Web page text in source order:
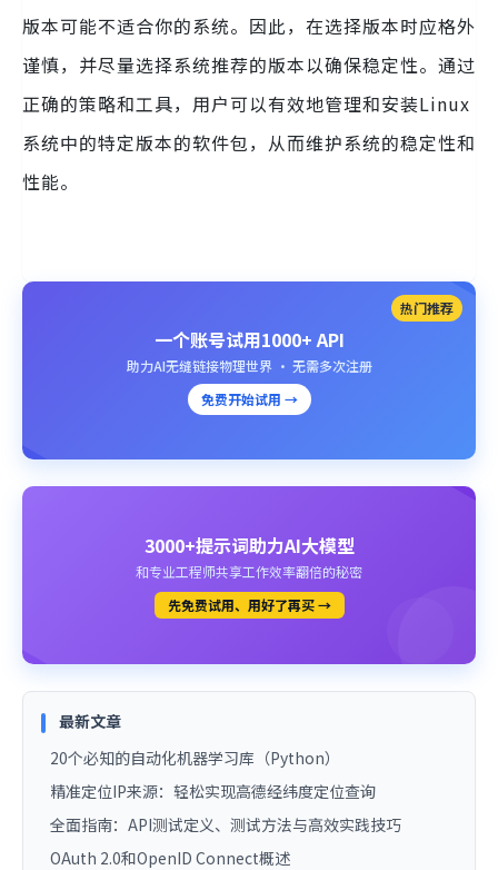
版本可能不适合你的系统。因此，在选择版本时应格外
谨慎，并尽量选择系统推荐的版本以确保稳定性。通过
正确的策略和工具，用户可以有效地管理和安装Linux
系统中的特定版本的软件包，从而维护系统的稳定性和
性能。
热门推荐
一个账号试用1000+ API
助力AI无缝链接物理世界 · 无需多次注册
免费开始试用 →
3000+提示词助力AI大模型
和专业工程师共享工作效率翻倍的秘密
先免费试用、用好了再买 →
最新文章
20个必知的自动化机器学习库（Python）
精准定位IP来源：轻松实现高德经纬度定位查询
全面指南：API测试定义、测试方法与高效实践技巧
OAuth 2.0和OpenID Connect概述